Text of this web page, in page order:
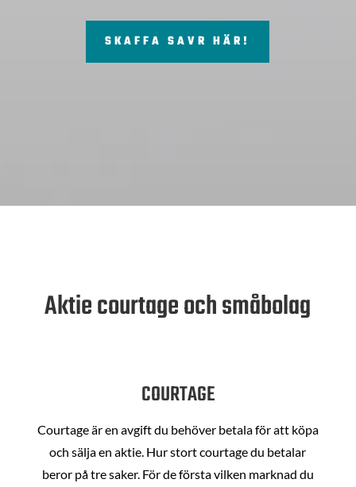
SKAFFA SAVR HÄR!
Aktie courtage och småbolag
COURTAGE
Courtage är en avgift du behöver betala för att köpa
och sälja en aktie. Hur stort courtage du betalar
beror på tre saker. För de första vilken marknad du